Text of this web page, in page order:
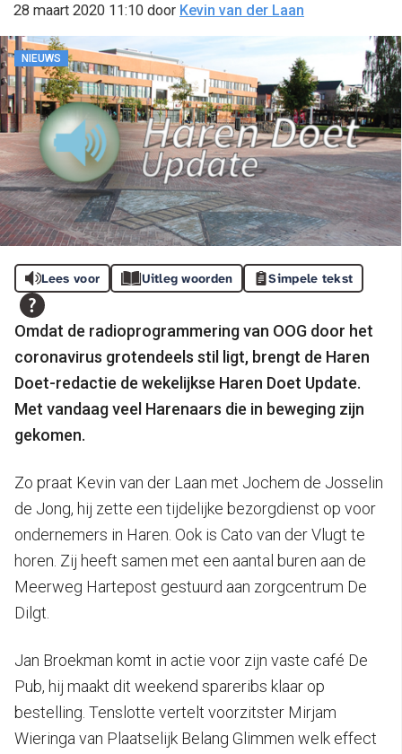
28 maart 2020 11:10 door Kevin van der Laan
NIEUWS
Lees voor Uitleg woorden Simpele tekst
Omdat de radioprogrammering van OOG door het
coronavirus grotendeels stil ligt, brengt de Haren
Doet-redactie de wekelijkse Haren Doet Update.
Met vandaag veel Harenaars die in beweging zijn
gekomen.
Zo praat Kevin van der Laan met Jochem de Josselin
de Jong, hij zette een tijdelijke bezorgdienst op voor
ondernemers in Haren. Ook is Cato van der Vlugt te
horen. Zij heeft samen met een aantal buren aan de
Meerweg Hartepost gestuurd aan zorgcentrum De
Dilgt.
Jan Broekman komt in actie voor zijn vaste café De
Pub, hij maakt dit weekend spareribs klaar op
bestelling. Tenslotte vertelt voorzitster Mirjam
Wieringa van Plaatselijk Belang Glimmen welk effect